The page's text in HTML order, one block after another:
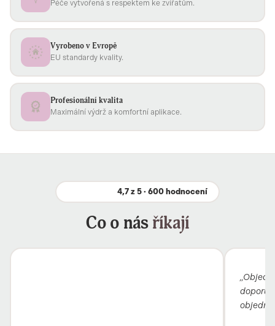
Péče vytvořená s respektem ke zvířatům.
Vyrobeno v Evropě
EU standardy kvality.
Profesionální kvalita
Maximální výdrž a komfortní aplikace.
4,7 z 5 · 600 hodnocení
Co o násříkají